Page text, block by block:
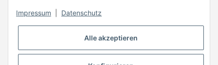
Mo - Fr 10:00 - 18:00
Mail: info @ megaphonic.de
Impressum Datenschutz
Alle akzeptieren